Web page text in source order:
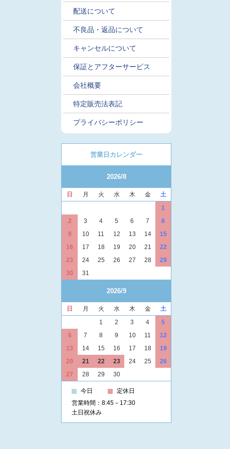
配送について
不良品・返品について
キャンセルについて
保証とアフターサービス
会社概要
特定販売法表記
プライバシーポリシー
営業日カレンダー
2026/8
日 月 火 水 木 金
土
1
2
3 4 5 6 7
8
9
10 11 12 13 14
15
16
17 18 19 20 21
22
23
24 25 26 27 28
29
30
31
2026/9
日 月 火 水 木 金
土
1
2 3 4
5
6
7 8 9 10 11
12
13
14 15 16 17 18
19
20
21 22 23 24 25
26
27
28 29 30
今日
定休日
営業時間：8:45－17:30
土日祝休み